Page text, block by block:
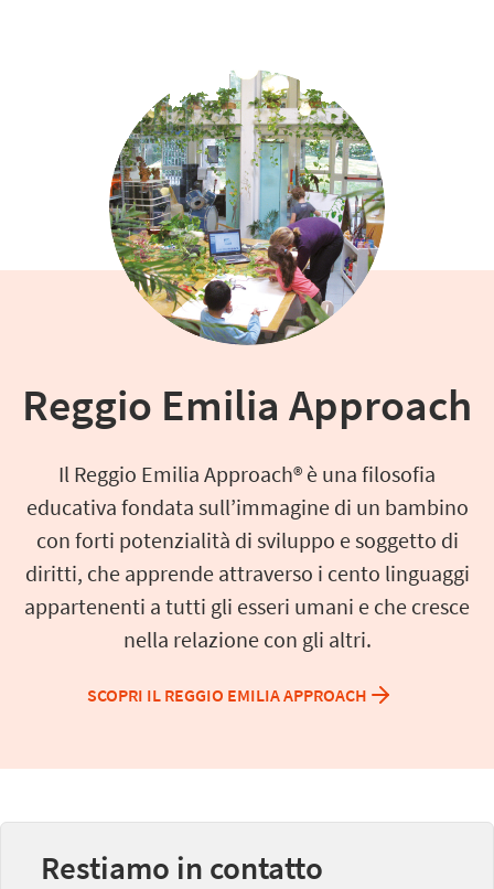
Reggio Emilia Approach
Il Reggio Emilia Approach® è una filosofia
educativa fondata sull’immagine di un bambino
con forti potenzialità di sviluppo e soggetto di
diritti, che apprende attraverso i cento linguaggi
appartenenti a tutti gli esseri umani e che cresce
nella relazione con gli altri.
SCOPRI IL REGGIO EMILIA APPROACH
Restiamo in contatto